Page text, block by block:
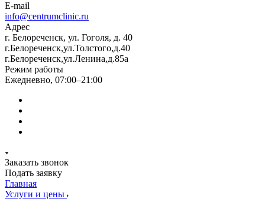
E-mail
info@centrumclinic.ru
Адрес
г. Белореченск, ул. Гоголя, д. 40
г.Белореченск,ул.Толстого,д.40
г.Белореченск,ул.Ленина,д.85а
Режим работы
Ежедневно, 07:00–21:00
Заказать звонок
Подать заявку
Главная
Услуги и цены